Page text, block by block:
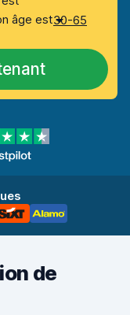
âge est30-65
de